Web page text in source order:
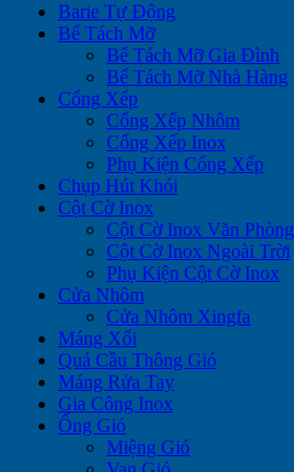
Barie Tự Động
Bể Tách Mỡ
Bể Tách Mỡ Gia Đình
Bể Tách Mỡ Nhà Hàng
Cổng Xếp
Cổng Xếp Nhôm
Cổng Xếp Inox
Phụ Kiện Cổng Xếp
Chụp Hút Khói
Cột Cờ Inox
Cột Cờ Inox Văn Phòng
Cột Cờ Inox Ngoài Trời
Phụ Kiện Cột Cờ Inox
Cửa Nhôm
Cửa Nhôm Xingfa
Máng Xối
Quả Cầu Thông Gió
Máng Rửa Tay
Gia Công Inox
Ống Gió
Miệng Gió